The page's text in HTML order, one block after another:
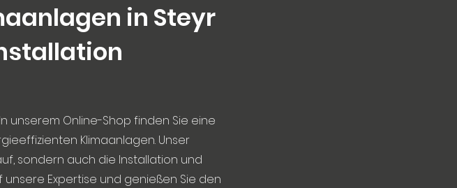
in Steyr
unserem Online-Shop finden Sie eine
Klimaanlagen. Unser
sondern auch die Installation und
Expertise und genießen Sie den